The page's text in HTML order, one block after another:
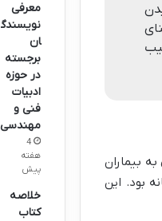
بیماران
بود. این
معرفی
نویسندگ
ان
برجسته
در حوزه
ادبیات
فنی و
مهندسی
4
هفته
پیش
خلاصه
کتاب